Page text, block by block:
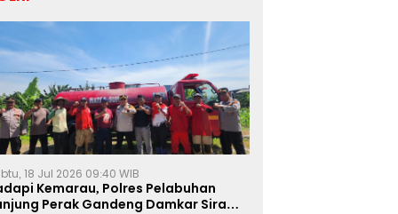
18 Jul 2026 09:40 WIB
Kemarau, Polres Pelabuhan
Perak Gandeng Damkar Siram